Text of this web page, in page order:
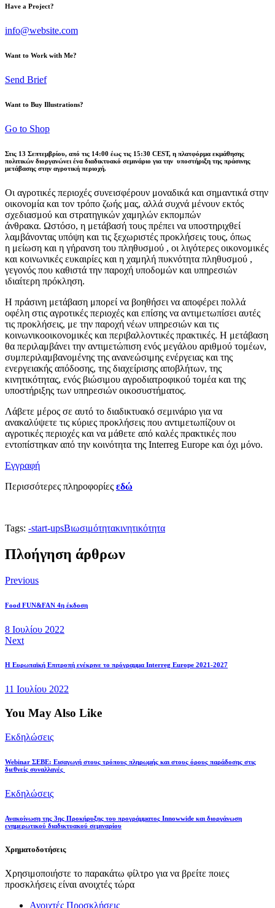
Have a Project?
info@website.com
Want to Work with Me?
Send Brief
Want to Buy Illustrations?
Go to Shop
Στις 13 Σεπτεμβρίου, από τις 14:00 έως τις 15:30 CEST, η πλατφόρμα εκμάθησης
πολιτικών διοργανώνει ένα διαδικτυακό σεμινάριο για την υποστήριξη της πράσινης
μετάβασης στην αγροτική περιοχή.
Οι αγροτικές περιοχές συνεισφέρουν μοναδικά και σημαντικά στην
οικονομία και τον τρόπο ζωής μας, αλλά συχνά μένουν εκτός
σχεδιασμού και στρατηγικών χαμηλών εκπομπών
άνθρακα. Ωστόσο, η μετάβασή τους πρέπει να υποστηριχθεί
λαμβάνοντας υπόψη και τις ξεχωριστές προκλήσεις τους, όπως
η μείωση και η γήρανση του πληθυσμού , οι λιγότερες οικονομικές
και κοινωνικές ευκαιρίες και η χαμηλή πυκνότητα πληθυσμού ,
γεγονός που καθιστά την παροχή υποδομών και υπηρεσιών
ιδιαίτερη πρόκληση.
Η πράσινη μετάβαση μπορεί να βοηθήσει να αποφέρει πολλά
οφέλη στις αγροτικές περιοχές και επίσης να αντιμετωπίσει αυτές
τις προκλήσεις, με την παροχή νέων υπηρεσιών και τις
κοινωνικοοικονομικές και περιβαλλοντικές πρακτικές. Η μετάβαση
θα περιλαμβάνει την αντιμετώπιση ενός μεγάλου αριθμού τομέων,
συμπεριλαμβανομένης της ανανεώσιμης ενέργειας και της
ενεργειακής απόδοσης, της διαχείρισης αποβλήτων, της
κινητικότητας, ενός βιώσιμου αγροδιατροφικού τομέα και της
υποστήριξης των υπηρεσιών οικοσυστήματος.
Λάβετε μέρος σε αυτό το διαδικτυακό σεμινάριο για να
ανακαλύψετε τις κύριες προκλήσεις που αντιμετωπίζουν οι
αγροτικές περιοχές και να μάθετε από καλές πρακτικές που
εντοπίστηκαν από την κοινότητα της Interreg Europe και όχι μόνο.
Εγγραφή
Περισσότερες πληροφορίες εδώ
Tags: -start-upsΒιωσιμότητακινητικότητα
Πλοήγηση άρθρων
Previous
Food FUN&FAN 4η έκδοση
8 Ιουλίου 2022
Next
Η Ευρωπαϊκή Επιτροπή ενέκρινε το πρόγραμμα Interreg Europe 2021-2027
11 Ιουλίου 2022
You May Also Like
Εκδηλώσεις
Webinar ΣΕΒΕ: Εισαγωγή στους τρόπους πληρωμής και στους όρους παράδοσης στις
διεθνείς συναλλαγές
Εκδηλώσεις
Ανακοίνωση της 3ης Προκήρυξης του προγράμματος Innowwide και διοργάνωση
ενημερωτικού διαδικτυακού σεμιναρίου
Χρηματοδοτήσεις
Χρησιμοποιήστε το παρακάτω φίλτρο για να βρείτε ποιες
προσκλήσεις είναι ανοιχτές τώρα
Ανοιχτές Προσκλήσεις